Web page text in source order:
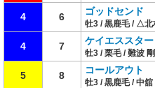
4 6 ゴッドセンド
牡3 / 黒鹿毛 / △北
4 7 ケイエススター
牡3 / 栗毛 / 難波
5 8 コールアウト
牡3 / 黒鹿毛 / 中